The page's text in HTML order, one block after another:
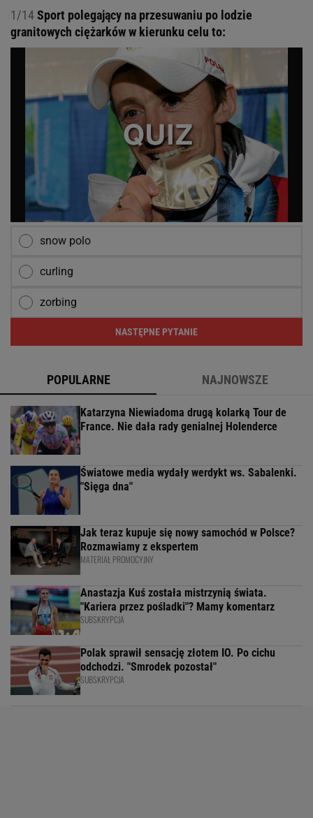
1/14Sport polegający na przesuwaniu po lodzie
granitowych ciężarków w kierunku celu to:
snow polo
curling
zorbing
NASTĘPNE PYTANIE
POPULARNE NAJNOWSZE
Katarzyna Niewiadoma drugą kolarką Tour de
France. Nie dała rady genialnej Holenderce
Światowe media wydały werdykt ws. Sabalenki.
"Sięga dna"
Jak teraz kupuje się nowy samochód w Polsce?
Rozmawiamy z ekspertem
MATERIAŁ PROMOCYJNY
Anastazja Kuś została mistrzynią świata.
"Kariera przez pośladki"? Mamy komentarz
SUBSKRYPCJA
Polak sprawił sensację złotem IO. Po cichu
odchodzi. "Smrodek pozostał"
SUBSKRYPCJA